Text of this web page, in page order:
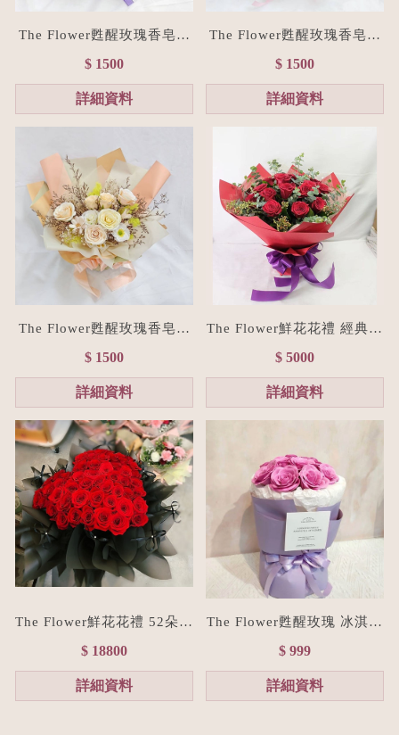
The Flower甦醒玫瑰香皂花
束M size(贈禮物提袋/全台
宅配）浪漫紫
$ 1500
詳細資料
The Flower甦醒玫瑰香皂花
束M size(贈禮物提袋/全台
宅配）浪漫粉
$ 1500
詳細資料
The Flower甦醒玫瑰香皂花
束M size(贈禮物提袋/全台
宅配）香檳色
$ 1500
詳細資料
The Flower鮮花花禮 經典紅
進口玫瑰花束L size
$ 5000
詳細資料
The Flower鮮花花禮 52朵進
口紅玫瑰愛心花束/七夕情人
節花束預購
$ 18800
詳細資料
The Flower甦醒玫瑰 冰淇淋
香皂花束(贈禮物提袋/色系
客製化）
$ 999
詳細資料